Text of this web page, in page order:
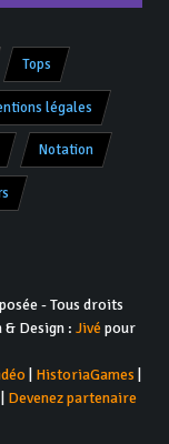
Tops
légales
Notation
- Tous droits
Design : Jivépour
| HistoriaGames
Devenez partenaire